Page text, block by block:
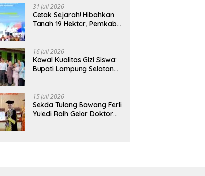
31 Juli 2026
Cetak Sejarah! Hibahkan
Tanah 19 Hektar, Pemkab
Terintegrasi Pertama di
Lampung
16 Juli 2026
Kawal Kualitas Gizi Siswa:
Bupati Lampung Selatan
Bergizi Gratis di Natar
15 Juli 2026
Sekda Tulang Bawang Ferli
Yuledi Raih Gelar Doktor